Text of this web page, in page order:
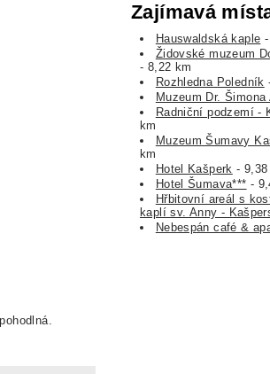
Zajímavá
Hauswaldská kaple
Židovské muzeum
- 8,22 km
Rozhledna Poledník
Muzeum Dr. Šimona
Radniční podzemí -
km
Muzeum Šumavy
km
Hotel Kašperk - 9,38
Hotel Šumava*** -
Hřbitovní areál s
kaplí sv. Anny -
Nebespán café &